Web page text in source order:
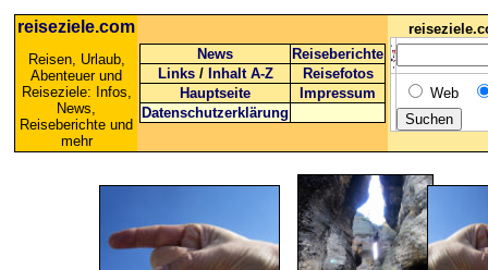
reiseziele.com
Reisen, Urlaub,
Abenteuer und
Reiseziele: Infos,
News,
Reiseberichte und
mehr
News
Reiseberichte
Links / Inhalt A-Z
Reisefotos
Hauptseite
Impressum
Datenschutzerklärung
Web